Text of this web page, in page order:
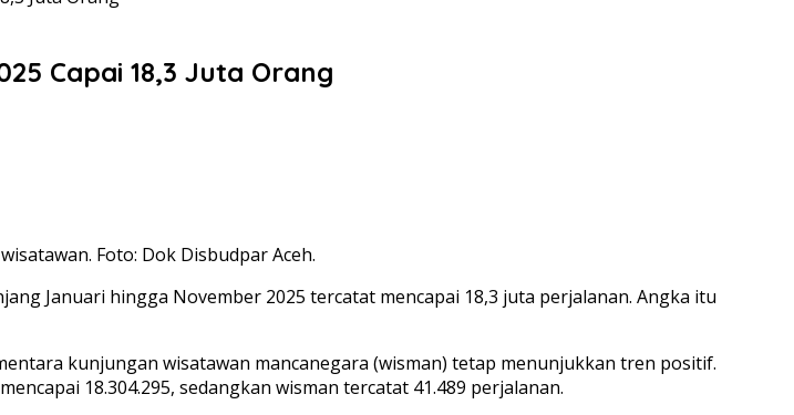
Capai 18,3 Juta Orang
Foto: Dok Disbudpar Aceh.
Januari hingga November 2025 tercatat mencapai 18,3 juta perjalanan. Angka itu
kunjungan wisatawan mancanegara (wisman) tetap menunjukkan tren positif.
18.304.295, sedangkan wisman tercatat 41.489 perjalanan.